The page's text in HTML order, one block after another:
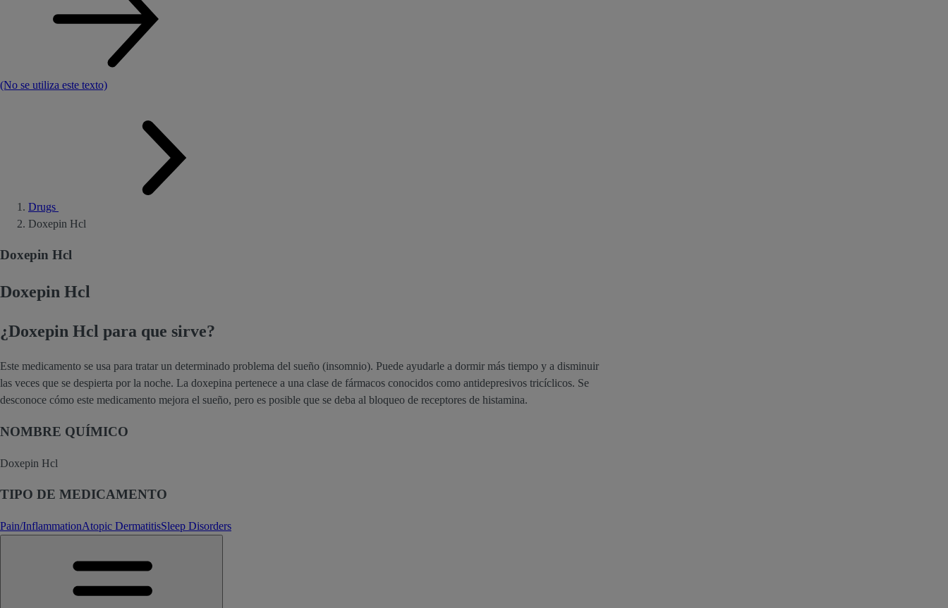
(No se utiliza este texto)
Drugs
Doxepin Hcl
Doxepin Hcl
Doxepin Hcl
¿Doxepin Hcl para que sirve?
Este medicamento se usa para tratar un determinado problema del sueño (insomnio). Puede ayudarle a dormir más tiempo y a disminuir
las veces que se despierta por la noche. La doxepina pertenece a una clase de fármacos conocidos como antidepresivos tricíclicos. Se
desconoce cómo este medicamento mejora el sueño, pero es posible que se deba al bloqueo de receptores de histamina.
NOMBRE QUÍMICO
Doxepin Hcl
TIPO DE MEDICAMENTO
Pain/InflammationAtopic DermatitisSleep Disorders